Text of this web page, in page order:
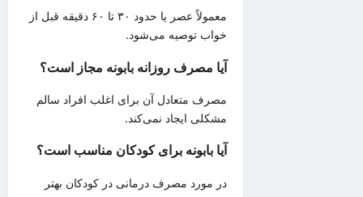
معمولاً عصر یا حدود ۳۰ تا ۶۰ دقیقه قبل از
خواب توصیه می‌شود.
آیا مصرف روزانه بابونه مجاز است؟
مصرف متعادل آن برای اغلب افراد سالم
مشکلی ایجاد نمی‌کند.
آیا بابونه برای کودکان مناسب است؟
در مورد مصرف درمانی در کودکان بهتر